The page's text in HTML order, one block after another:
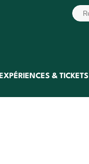
EXPÉRIENCES & TICKETS